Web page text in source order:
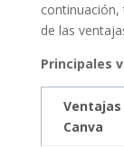
de las
Principales
Ventajas
Canva